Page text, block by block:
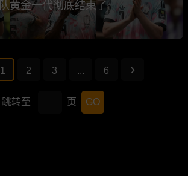
队黄金一代彻底结束了
1 2 3 ... 6
跳转至 页 GO